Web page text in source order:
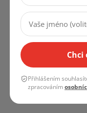
Kariéra
Cookies & GDPR
Obchodní podmínky
Instagram